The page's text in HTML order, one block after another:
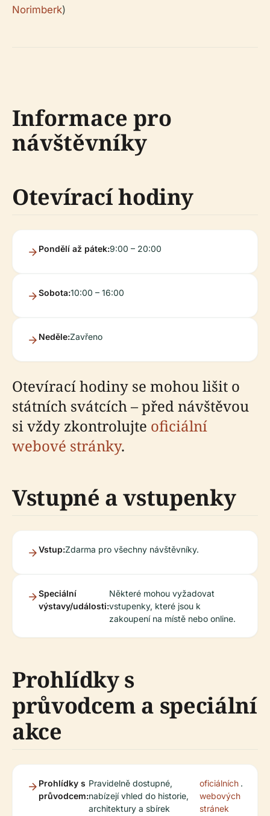
Norimberk)
Informace pro
návštěvníky
Otevírací hodiny
Pondělí až pátek:9:00 – 20:00
Sobota:10:00 – 16:00
Neděle:Zavřeno
Otevírací hodiny se mohou lišit o
státních svátcích – před návštěvou
si vždy zkontrolujte oficiální
webové stránky.
Vstupné a vstupenky
Vstup:Zdarma pro všechny návštěvníky.
Speciální
výstavy/události:
Některé mohou vyžadovat
vstupenky, které jsou k
zakoupení na místě nebo online.
Prohlídky s
průvodcem a speciální
akce
Prohlídky s
průvodcem:
Pravidelně dostupné,
nabízejí vhled do historie,
architektury a sbírek
oficiálních
webových
stránek
.